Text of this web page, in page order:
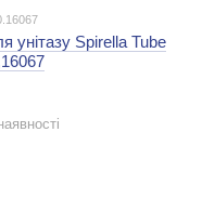
унітазу Spirella Tube